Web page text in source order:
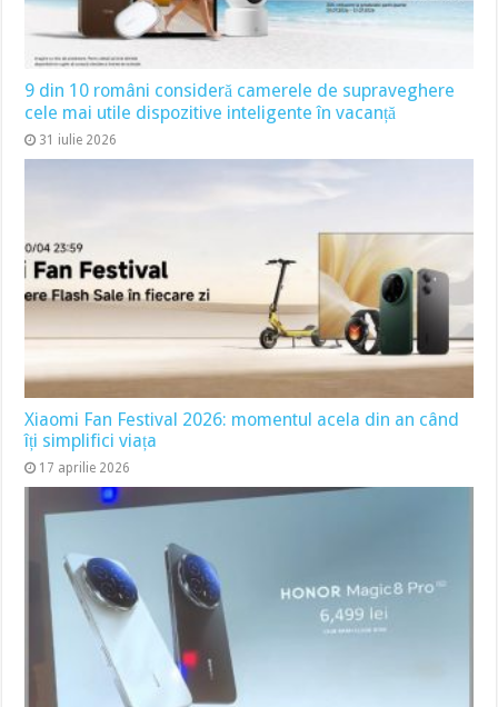
9 din 10 români consideră camerele de supraveghere
cele mai utile dispozitive inteligente în vacanță
31 iulie 2026
Xiaomi Fan Festival 2026: momentul acela din an când
îți simplifici viața
17 aprilie 2026